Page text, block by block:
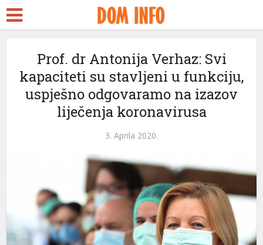
Prof. dr Antonija Verhaz: Svi
kapaciteti su stavljeni u funkciju,
uspješno odgovaramo na izazov
liječenja koronavirusa
3. Aprila 2020.